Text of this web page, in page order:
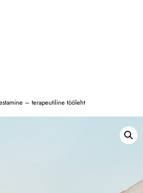
– terapeutiline tööleht